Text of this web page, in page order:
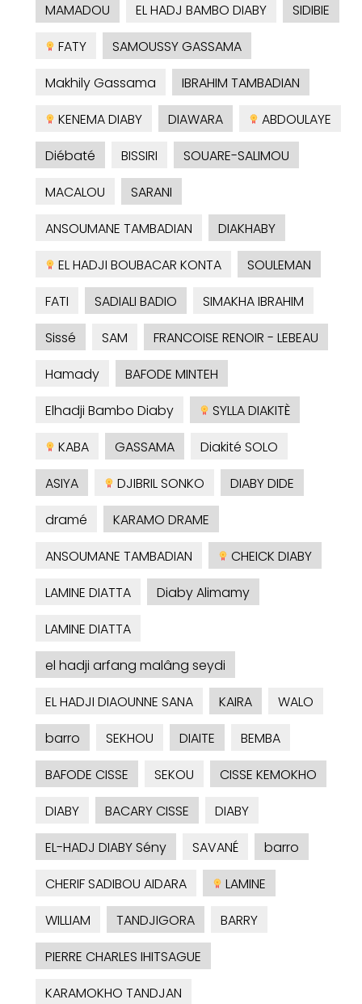
MAMADOU
EL HADJ BAMBO DIABY
SIDIBIE
FATY
SAMOUSSY GASSAMA
Makhily Gassama
IBRAHIM TAMBADIAN
KENEMA DIABY
DIAWARA
ABDOULAYE
Diébaté
BISSIRI
SOUARE-SALIMOU
MACALOU
SARANI
ANSOUMANE TAMBADIAN
DIAKHABY
EL HADJI BOUBACAR KONTA
SOULEMAN
FATI
SADIALI BADIO
SIMAKHA IBRAHIM
Sissé
SAM
FRANCOISE RENOIR - LEBEAU
Hamady
BAFODE MINTEH
Elhadji Bambo Diaby
SYLLA DIAKITÈ
KABA
GASSAMA
Diakité SOLO
ASIYA
DJIBRIL SONKO
DIABY DIDE
dramé
KARAMO DRAME
ANSOUMANE TAMBADIAN
CHEICK DIABY
LAMINE DIATTA
Diaby Alimamy
LAMINE DIATTA
el hadji arfang malâng seydi
EL HADJI DIAOUNNE SANA
KAIRA
WALO
barro
SEKHOU DIAITE
BEMBA
BAFODE CISSE
SEKOU
CISSE KEMOKHO
DIABY
BACARY CISSE
DIABY
EL-HADJ DIABY Sény
SAVANÉ
barro
CHERIF SADIBOU AIDARA
LAMINE
WILLIAM
TANDJIGORA
BARRY
PIERRE CHARLES IHITSAGUE
KARAMOKHO TANDJAN